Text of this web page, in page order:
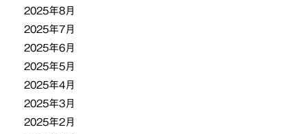
2025年8月
2025年7月
2025年6月
2025年5月
2025年4月
2025年3月
2025年2月